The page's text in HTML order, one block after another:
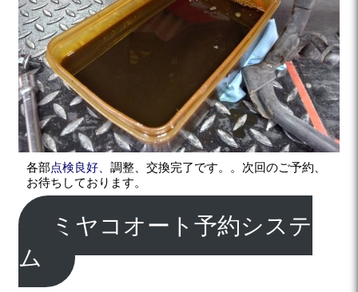
各部点検良好、調整、交換完了です。。次回のご予約、
お待ちしております。
ミヤコオート予約システ
ム